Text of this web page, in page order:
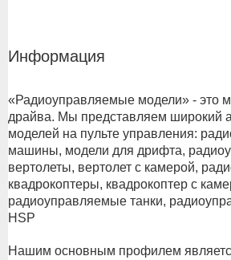
Информация
«Радиоуправляемые модели» - это
драйва. Мы представляем широкий
моделей на пульте управления:
машины, модели для дрифта,
вертолеты, вертолет с камерой,
квадрокоптеры, квадрокоптер с
радиоуправляемые танки,
HSP
Нашим основным профилем